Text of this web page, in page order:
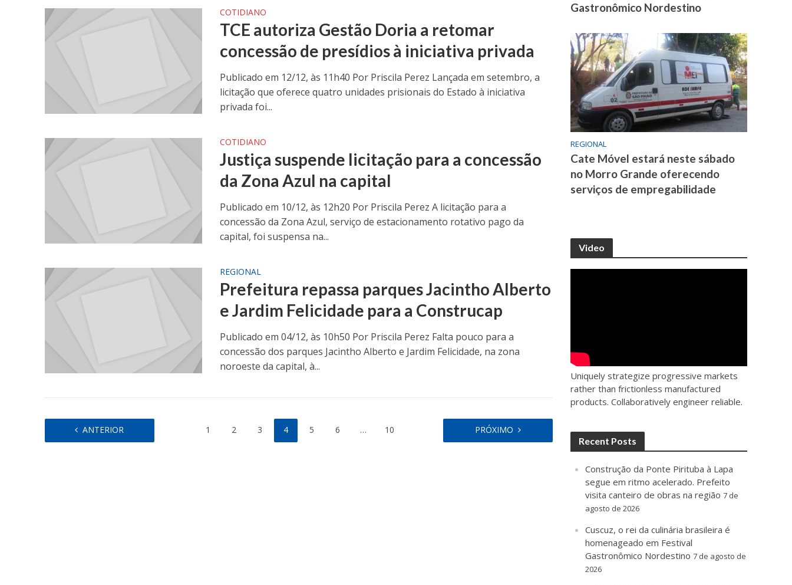
COTIDIANO
TCE autoriza Gestão Doria a retomar
concessão de presídios à iniciativa privada
Publicado em 12/12, às 11h40 Por Priscila Perez Lançada em setembro, a
licitação que oferece quatro unidades prisionais do Estado à iniciativa
privada foi...
COTIDIANO
Justiça suspende licitação para a concessão
da Zona Azul na capital
Publicado em 10/12, às 12h20 Por Priscila Perez A licitação para a
concessão da Zona Azul, serviço de estacionamento rotativo pago da
capital, foi suspensa na...
REGIONAL
Prefeitura repassa parques Jacintho Alberto
e Jardim Felicidade para a Construcap
Publicado em 04/12, às 10h50 Por Priscila Perez Falta pouco para a
concessão dos parques Jacintho Alberto e Jardim Felicidade, na zona
noroeste da capital, à...
ANTERIOR 1 2 3 4 5 6 … 10 PRÓXIMO
Gastronômico Nordestino
REGIONAL
Cate Móvel estará neste sábado
no Morro Grande oferecendo
serviços de empregabilidade
Video
Uniquely strategize progressive markets
rather than frictionless manufactured
products. Collaboratively engineer reliable.
Recent Posts
Construção da Ponte Pirituba à Lapa
segue em ritmo acelerado. Prefeito
visita canteiro de obras na região 7 de
agosto de 2026
Cuscuz, o rei da culinária brasileira é
homenageado em Festival
Gastronômico Nordestino 7 de agosto de
2026